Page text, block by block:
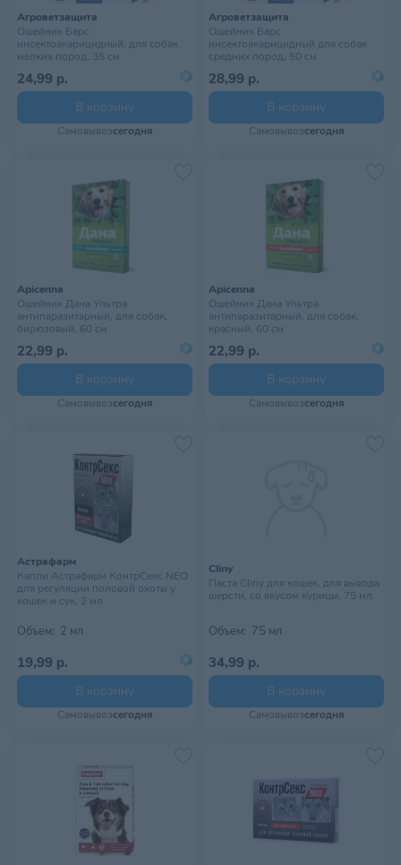
Агроветзащита
Ошейник Барс
инсектоакарицидный, для собак
мелких пород, 35 см
24,99 р.
В корзину
Самовывозсегодня
Агроветзащита
Ошейник Барс
инсектоакарицидный для собак
средних пород, 50 см
28,99 р.
В корзину
Самовывозсегодня
Apicenna
Ошейник Дана Ультра
антипаразитарный, для собак,
бирюзовый, 60 см
22,99 р.
В корзину
Самовывозсегодня
Apicenna
Ошейник Дана Ультра
антипаразитарный, для собак,
красный, 60 см
22,99 р.
В корзину
Самовывозсегодня
Астрафарм
Капли Астрафарм КонтрСекс NEO
для регуляции половой охоты у
кошек и сук, 2 мл
Объем: 2 мл
19,99 р.
В корзину
Самовывозсегодня
Cliny
Паста Cliny для кошек, для вывода
шерсти, со вкусом курицы, 75 мл
Объем: 75 мл
34,99 р.
В корзину
Самовывозсегодня